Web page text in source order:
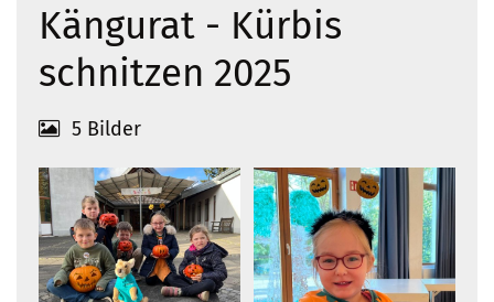
Kängurat - Kürbis
schnitzen 2025
5 Bilder